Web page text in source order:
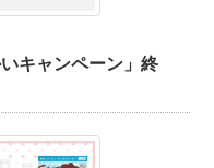
キャンペーン」終